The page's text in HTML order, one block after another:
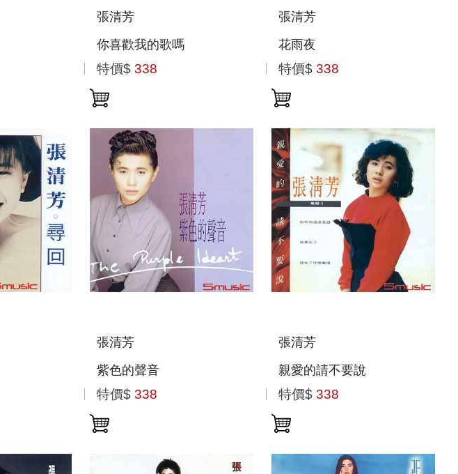
張清芳
你喜歡我的歌嗎
特價$ 338
張清芳
花雨夜
特價$ 338
張清芳
紫色的聲音
特價$ 338
張清芳
親愛的請不要說
特價$ 338